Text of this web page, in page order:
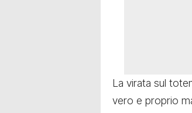
La virata sul
vero e proprio